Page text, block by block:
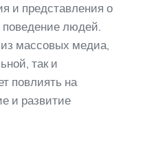
и представления о
людей.
массовых медиа,
так и
повлиять на
и развитие